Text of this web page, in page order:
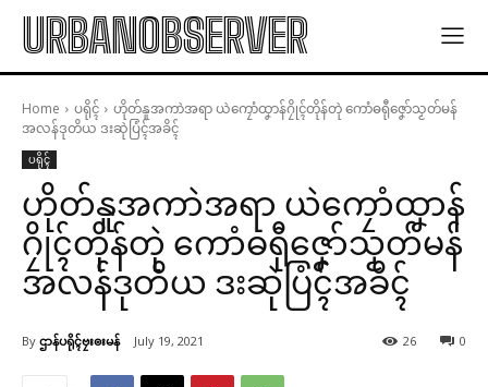
URBANOBSERVER
Home ပရိုၚ်
ဟိုတ်နူအကာဲအရာ ယဲကၠောံထၞာန်ဂၠိုၚ်တိုန်တုဲ ကောံဓရီုဇၞော်သၟတ်မန်
အလန်ဒုတိယ ဒးဆုဲပြံၚ်အခိၚ်
ပရိုၚ်
ဟိုတ်နူအကာဲအရာ ယဲကၠောံထၞာန်
ဂၠိုၚ်တိုန်တုဲ ကောံဓရီုဇၞော်သၟတ်မန်
အလန်ဒုတိယ ဒးဆုဲပြံၚ်အခိၚ်
By ဌာန်ပရိုၚ်ဗၠးၜးမန် July 19, 2021 0
26